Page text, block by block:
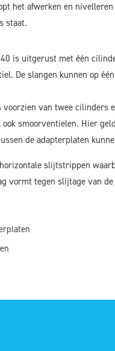
het afwerken en
staat.
is uitgerust met één
De slangen kunnen op
voorzien van twee cilinders
smoorventielen. Hier
de adapterplaten
slijtstrippen
vormt tegen slijtage van